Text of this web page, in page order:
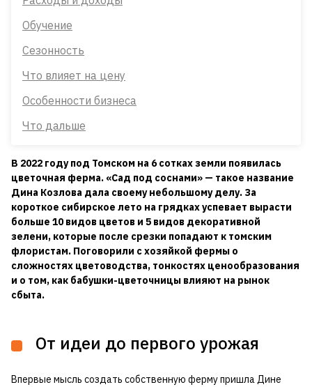
Обучение
Сезонность
Что влияет на цену
Особенности бизнеса
Что дальше
В 2022 году под Томском на 6 сотках земли появилась
цветочная ферма. «Сад под соснами» — такое название
Дина Козлова дала своему небольшому делу. За
короткое сибирское лето на грядках успевает вырасти
больше 10 видов цветов и 5 видов декоративной
зелени, которые после срезки попадают к томским
флористам. Поговорили с хозяйкой фермы о
сложностях цветоводства, тонкостях ценообразования
и о том, как бабушки-цветочницы влияют на рынок
сбыта.
От идеи до первого урожая
Впервые мысль создать собственную ферму пришла Дине